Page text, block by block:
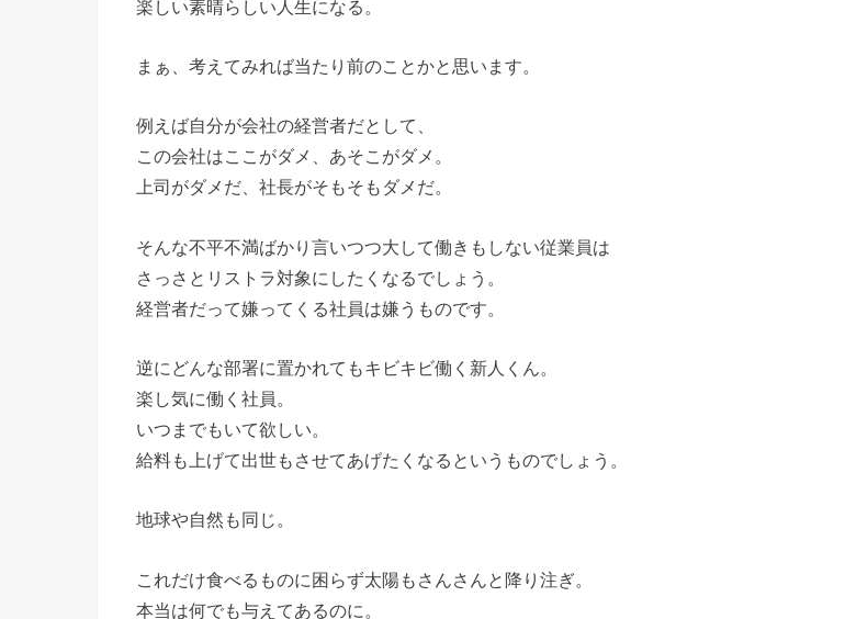
楽しい素晴らしい人生になる。
まぁ、考えてみれば当たり前のことかと思います。
例えば自分が会社の経営者だとして、
この会社はここがダメ、あそこがダメ。
上司がダメだ、社長がそもそもダメだ。
そんな不平不満ばかり言いつつ大して働きもしない従業員は
さっさとリストラ対象にしたくなるでしょう。
経営者だって嫌ってくる社員は嫌うものです。
逆にどんな部署に置かれてもキビキビ働く新人くん。
楽し気に働く社員。
いつまでもいて欲しい。
給料も上げて出世もさせてあげたくなるというものでしょう。
地球や自然も同じ。
これだけ食べるものに困らず太陽もさんさんと降り注ぎ。
本当は何でも与えてあるのに。